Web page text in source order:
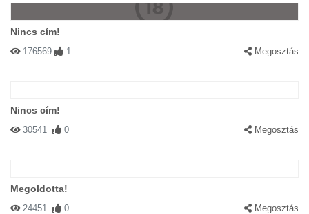
Nincs cím!
176569 1 Megosztás
Nincs cím!
30541 0 Megosztás
Megoldotta!
24451 0 Megosztás